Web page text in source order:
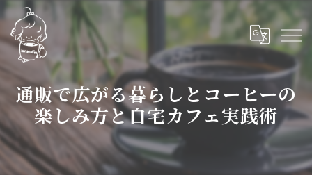
通販で広がる暮らしとコーヒーの
楽しみ方と自宅カフェ実践術